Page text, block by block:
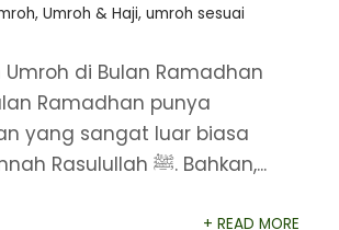
, Umroh & Haji, umroh sesuai
di Bulan Ramadhan
Ramadhan punya
yang sangat luar biasa
menurut sunnah Rasulullah ﷺ. Bahkan,...
+ READ MORE